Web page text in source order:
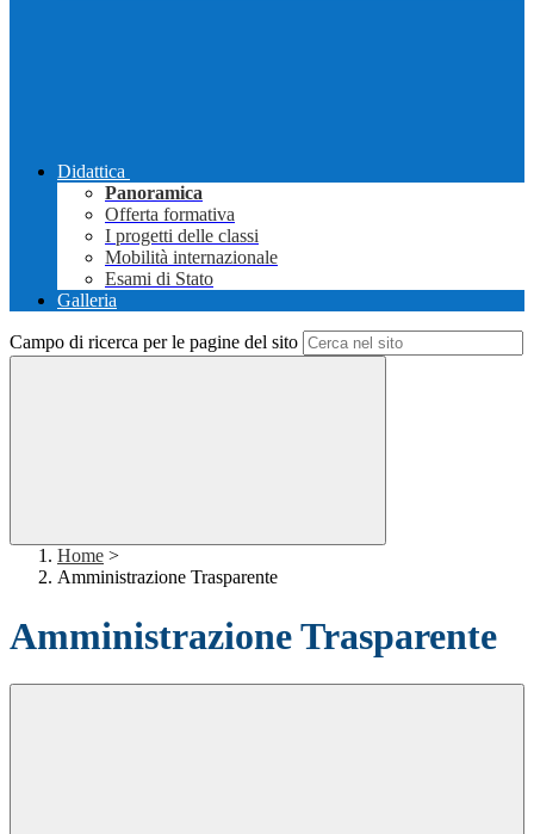
Didattica
Panoramica
Offerta formativa
I progetti delle classi
Mobilità internazionale
Esami di Stato
Galleria
Campo di ricerca per le pagine del sito
Home >
Amministrazione Trasparente
Amministrazione Trasparente